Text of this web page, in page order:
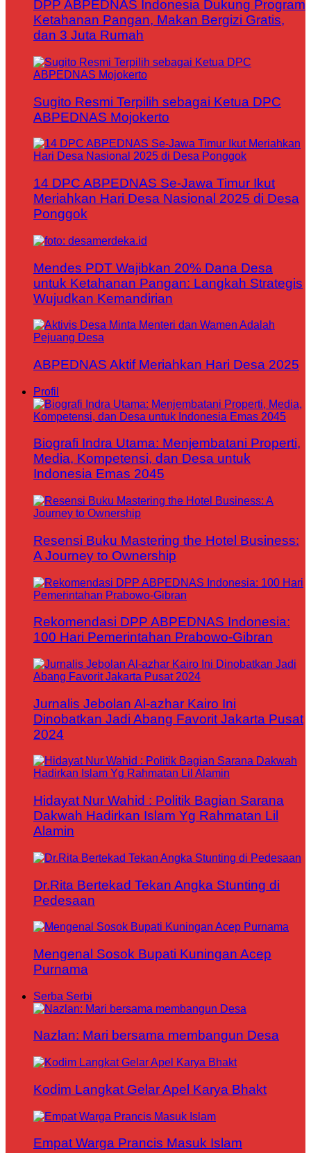
DPP ABPEDNAS Indonesia Dukung Program
Ketahanan Pangan, Makan Bergizi Gratis,
dan 3 Juta Rumah
Sugito Resmi Terpilih sebagai Ketua DPC
ABPEDNAS Mojokerto
14 DPC ABPEDNAS Se-Jawa Timur Ikut
Meriahkan Hari Desa Nasional 2025 di Desa
Ponggok
Mendes PDT Wajibkan 20% Dana Desa
untuk Ketahanan Pangan: Langkah Strategis
Wujudkan Kemandirian
ABPEDNAS Aktif Meriahkan Hari Desa 2025
Profil
Biografi Indra Utama: Menjembatani Properti,
Media, Kompetensi, dan Desa untuk
Indonesia Emas 2045
Resensi Buku Mastering the Hotel Business:
A Journey to Ownership
Rekomendasi DPP ABPEDNAS Indonesia:
100 Hari Pemerintahan Prabowo-Gibran
Jurnalis Jebolan Al-azhar Kairo Ini
Dinobatkan Jadi Abang Favorit Jakarta Pusat
2024
Hidayat Nur Wahid : Politik Bagian Sarana
Dakwah Hadirkan Islam Yg Rahmatan Lil
Alamin
Dr.Rita Bertekad Tekan Angka Stunting di
Pedesaan
Mengenal Sosok Bupati Kuningan Acep
Purnama
Serba Serbi
Nazlan: Mari bersama membangun Desa
Kodim Langkat Gelar Apel Karya Bhakt
Empat Warga Prancis Masuk Islam